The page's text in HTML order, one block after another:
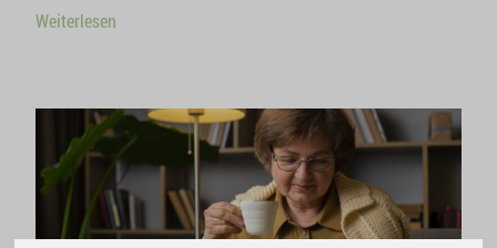
Weiterlesen